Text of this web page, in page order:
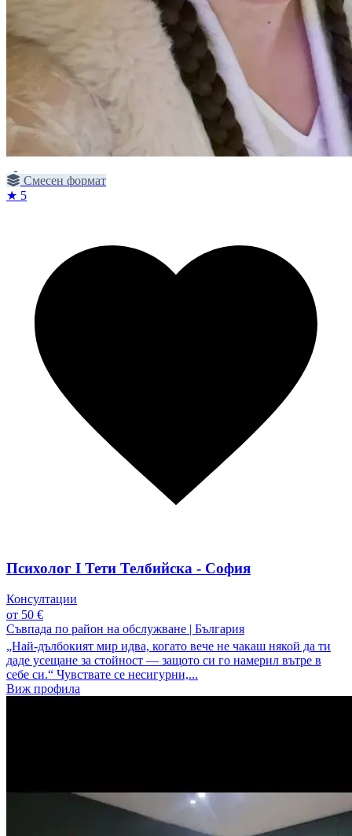
Смесен формат
★ 5
Психолог I Тети Телбийска - София
Консултации
от 50 €
Съвпада по район на обслужване | България
„Най-дълбокият мир идва, когато вече не чакаш някой да ти
даде усещане за стойност — защото си го намерил вътре в
себе си.“ Чувствате се несигурни,...
Виж профила